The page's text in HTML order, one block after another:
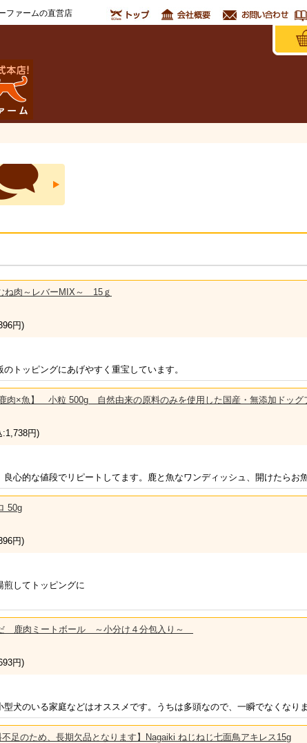
ファームの直営店
肉～レバーMIX～ 15ｇ
円)
トッピングにあげやすく重宝しています。
肉×魚】 小粒 500g 自然由来の原料のみを使用した国産・無添加ドッグ
:1,738円)
心的な値段でリピートしてます。鹿と魚なワンディッシュ、開けたらお
50g
円)
煎してトッピングに
鹿肉ミートボール ～小分け４分包入り～
円)
犬のいる家庭などはオススメです。うちは多頭なので、一瞬でなくなりま
不足のため、長期欠品となります】Nagaiki ねじねじ七面鳥アキレス15g